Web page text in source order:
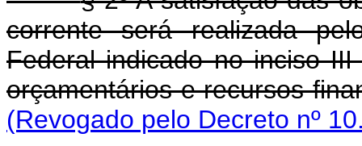
corrente será realizada
Federal indicado no inciso
orçamentários e recursos
(Revogado pelo Decreto nº